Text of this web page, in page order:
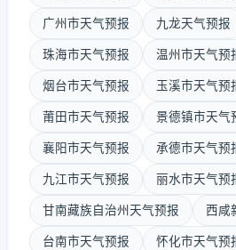
广州市天气预报 九龙天气预报
珠海市天气预报 温州市天气预
烟台市天气预报 玉溪市天气预
莆田市天气预报 景德镇市天气
襄阳市天气预报 承德市天气预
九江市天气预报 丽水市天气预
甘南藏族自治州天气预报 西咸
台南市天气预报 怀化市天气预